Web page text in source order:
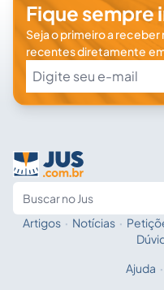
Fique
Seja o primeiro a receber
recentes diretamente
Artigos · Notícias ·
Ajuda ·